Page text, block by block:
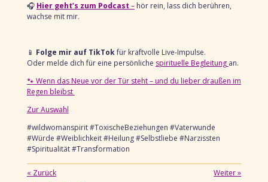
🎧 Hier geht’s zum Podcast –hör rein, lass dich berühren,
wachse mit mir.
📱 Folge mir auf TikTokfür kraftvolle Live-Impulse.
Oder melde dich für eine persönliche spirituelle Begleitung an.
🐾 Wenn das Neue vor der Tür steht – und du lieber draußen im
Regen bleibst
Zur Auswahl
#wildwomanspirit #ToxischeBeziehungen #Vaterwunde
#Würde #Weiblichkeit #Heilung #Selbstliebe #Narzissten
#Spiritualität #Transformation
« Zurück Weiter»